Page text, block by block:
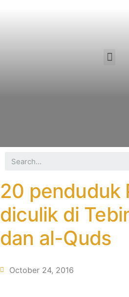
20 penduduk
diculik di
dan al-Quds
October 24, 2016